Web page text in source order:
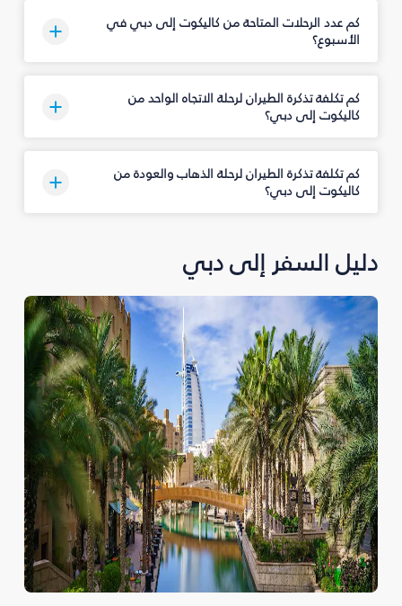
كم عدد الرحلات المتاحة من كاليكوت إلى دبي في
الأسبوع؟
كم تكلفة تذكرة الطيران لرحلة الاتجاه الواحد من
كاليكوت إلى دبي؟
كم تكلفة تذكرة الطيران لرحلة الذهاب والعودة من
كاليكوت إلى دبي؟
دليل السفر إلى دبي